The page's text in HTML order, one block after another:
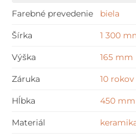
Farebné prevedenie biela
Šírka 1 300
Výška 165 mm
Záruka 10 rokov
Hĺbka 450 mm
Materiál